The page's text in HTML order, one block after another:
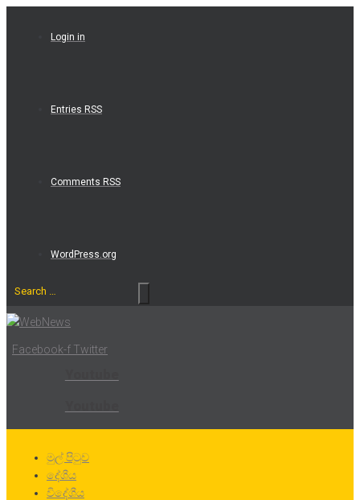
Login in
Entries RSS
Comments RSS
WordPress.org
Search
Facebook-f Twitter
මුල් පිටුව
දේශීය
විදේශීය